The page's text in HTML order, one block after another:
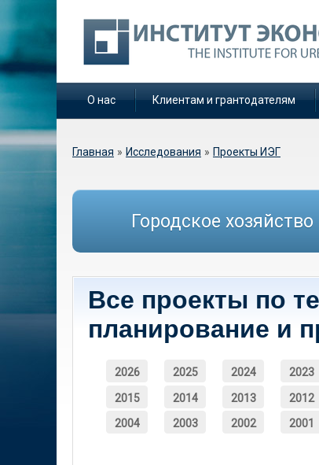
О нас Клиентам и грантодателям
Вы здесь
Главная » Исследования » Проекты ИЭГ
Городское хозяйство
Все проекты по
планирование и
2026 2025 2024 2023
2015 2014 2013 2012
2004 2003 2002 2001